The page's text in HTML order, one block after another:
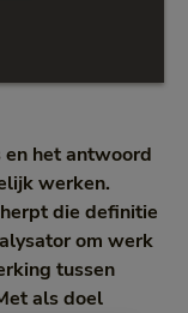
het antwoord
werken.
die definitie
om werk
tussen
als doel